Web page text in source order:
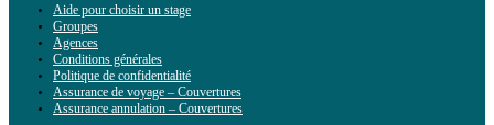
Aide pour choisir un stage
Groupes
Agences
Conditions générales
Politique de confidentialité
Assurance de voyage – Couvertures
Assurance annulation – Couvertures